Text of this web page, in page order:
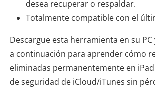
desea recuperar o respaldar.
Totalmente compatible con el
Descargue esta herramienta en su PC
a continuación para aprender cómo
eliminadas permanentemente en
de seguridad de iCloud/iTunes sin